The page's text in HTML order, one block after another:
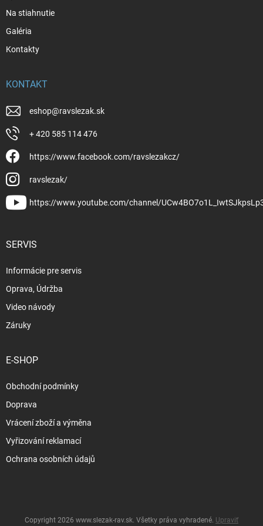
Na stiahnutie
Galéria
Kontakty
KONTAKT
eshop@ravslezak.sk
+ 420 585 114 476
https://www.facebook.com/ravslezakcz/
ravslezak/
https://www.youtube.com/channel/
SERVIS
Informácie pre servis
Oprava, Údržba
Video návody
Záruky
E-SHOP
Obchodní podmínky
Doprava
Vrácení zboží a výměna
Vyřizování reklamací
Ochrana osobních údajů
Copyright 2026 www.slezak-rav.sk. Všetky práva vyhradené. Upraviť